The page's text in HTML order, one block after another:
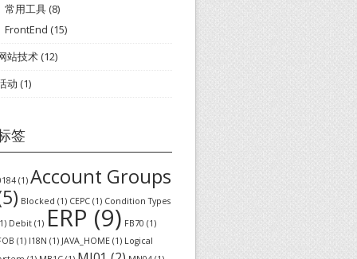
常用工具 (8)
FrontEnd (15)
站技术(12)
动 (1)
签
(1) Account Groups
Blocked (1) CEPC (1) Condition Types
Debit (1) ERP (9) FB70 (1)
(1) I18N (1) JAVA_HOME (1) Logical